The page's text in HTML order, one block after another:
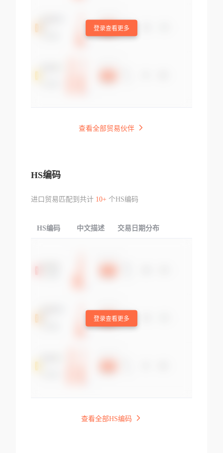
登录查看更多
查看全部贸易伙伴
HS编码
进口贸易匹配到共计 10+个HS编码
HS编码 中文描述 交易日期分布
登录查看更多
查看全部HS编码